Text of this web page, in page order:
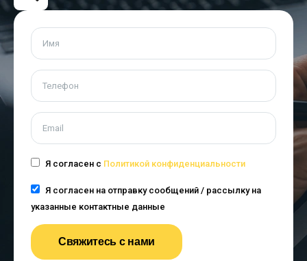
Я согласен с Политикой конфиденциальности
Я согласен на отправку сообщений / рассылку на
указанные контактные данные
Свяжитесь с нами